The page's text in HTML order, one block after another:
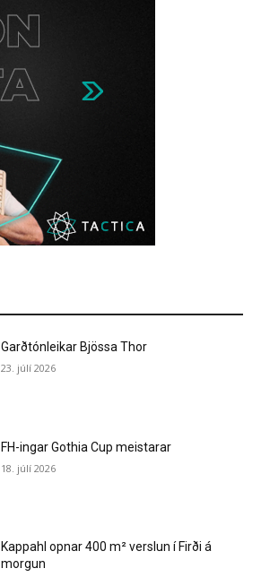
Garðtónleikar Bjössa Thor
23. júlí 2026
FH-ingar Gothia Cup meistarar
18. júlí 2026
Kappahl opnar 400 m² verslun í Firði á
morgun